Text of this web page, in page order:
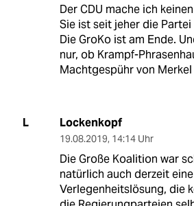
Der CDU mache ich
Sie ist seit jeher die
Die GroKo ist am Ende.
nur, ob Krampf-
Machtgespühr von Merkel
L Lockenkopf
19.08.2019, 14:14 Uhr
Die Große Koalition war
natürlich auch derzeit eine
Verlegenheitslösung, die